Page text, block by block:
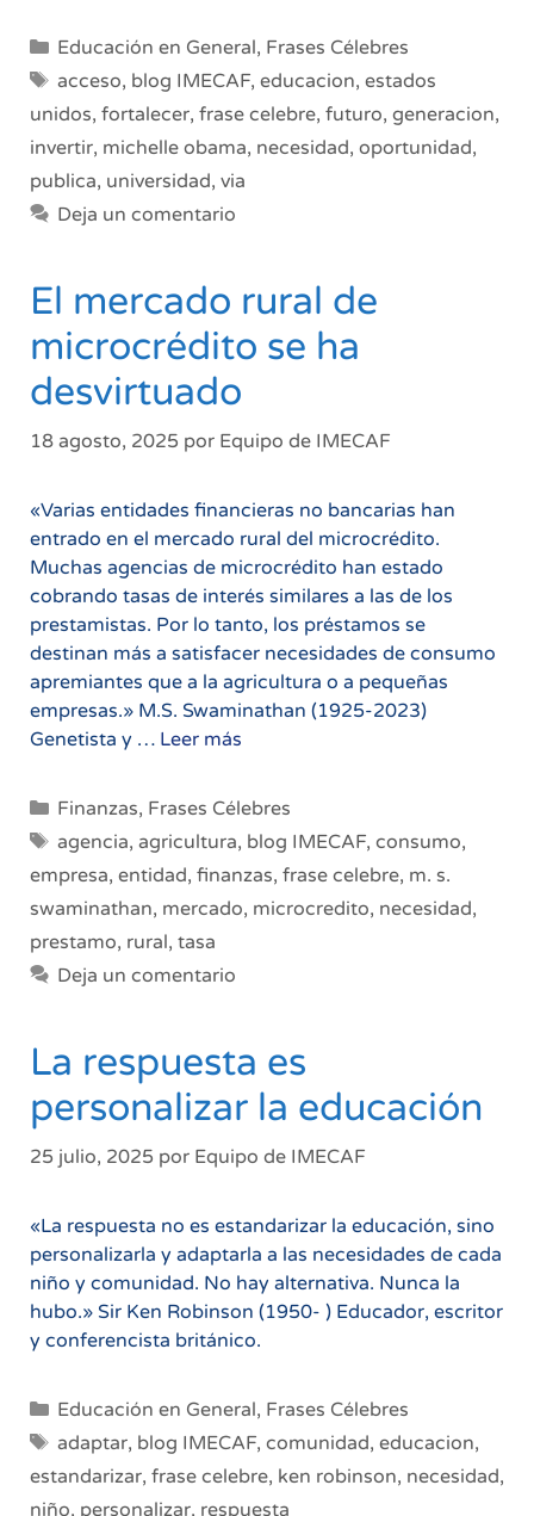
Categorías
Educación en General, Frases Célebres
Etiquetas
acceso, blog IMECAF, educacion, estados
unidos, fortalecer, frase celebre, futuro, generacion,
invertir, michelle obama, necesidad, oportunidad,
publica, universidad, via
Deja un comentario
El mercado rural de
microcrédito se ha
desvirtuado
18 agosto, 2025 por Equipo de IMECAF
«Varias entidades financieras no bancarias han
entrado en el mercado rural del microcrédito.
Muchas agencias de microcrédito han estado
cobrando tasas de interés similares a las de los
prestamistas. Por lo tanto, los préstamos se
destinan más a satisfacer necesidades de consumo
apremiantes que a la agricultura o a pequeñas
empresas.» M.S. Swaminathan (1925-2023)
Genetista y … Leer más
rural
microcrédito
se
ha
Categorías
Finanzas, Frases Célebres
Etiquetas
agencia, agricultura, blog IMECAF, consumo,
empresa, entidad, finanzas, frase celebre, m. s.
swaminathan, mercado, microcredito, necesidad,
prestamo, rural, tasa
Deja un comentario
La respuesta es
personalizar la educación
25 julio, 2025 por Equipo de IMECAF
«La respuesta no es estandarizar la educación, sino
personalizarla y adaptarla a las necesidades de cada
niño y comunidad. No hay alternativa. Nunca la
hubo.» Sir Ken Robinson (1950- ) Educador, escritor
y conferencista británico.
Categorías
Educación en General, Frases Célebres
Etiquetas
adaptar, blog IMECAF, comunidad, educacion,
estandarizar, frase celebre, ken robinson, necesidad,
niño, personalizar, respuesta